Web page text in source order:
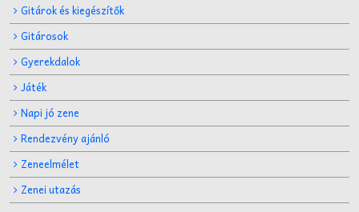
Gitárok és kiegészítők
Gitárosok
Gyerekdalok
Játék
Napi jó zene
Rendezvény ajánló
Zeneelmélet
Zenei utazás